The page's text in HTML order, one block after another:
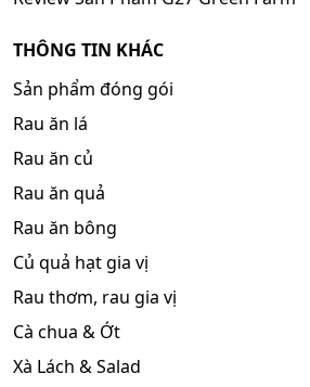
THÔNG TIN KHÁC
Sản phẩm đóng gói
Rau ăn lá
Rau ăn củ
Rau ăn quả
Rau ăn bông
Củ quả hạt gia vị
Rau thơm, rau gia vị
Cà chua & Ớt
Xà Lách & Salad